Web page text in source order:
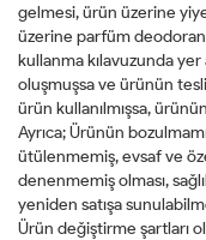
gelmesi, ürün üzerine
üzerine parfüm deodorant
kullanma kılavuzunda yer
oluşmuşsa ve ürünün
ürün kullanılmışsa,
Ayrıca; Ürünün
ütülenmemiş, evsaf ve
denenmemiş olması,
yeniden satışa
Ürün değiştirme şartları